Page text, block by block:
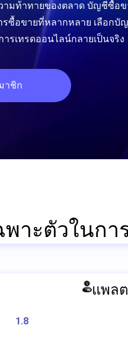
าทายของตลาด บัญชีซื้อขา
ซื้อขายที่หลากหลาย เลือก
รเทรดออนไลน์กลายเป็นจริง
าชิก
าะตัวในกา
1.8
แพล